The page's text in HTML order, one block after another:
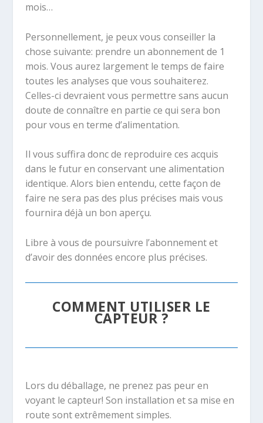
mois…
Personnellement, je peux vous conseiller la
chose suivante: prendre un abonnement de 1
mois. Vous aurez largement le temps de faire
toutes les analyses que vous souhaiterez.
Celles-ci devraient vous permettre sans aucun
doute de connaître en partie ce qui sera bon
pour vous en terme d’alimentation.
Il vous suffira donc de reproduire ces acquis
dans le futur en conservant une alimentation
identique. Alors bien entendu, cette façon de
faire ne sera pas des plus précises mais vous
fournira déjà un bon aperçu.
Libre à vous de poursuivre l’abonnement et
d’avoir des données encore plus précises.
COMMENT UTILISER LE
CAPTEUR ?
Lors du déballage, ne prenez pas peur en
voyant le capteur! Son installation et sa mise en
route sont extrêmement simples.